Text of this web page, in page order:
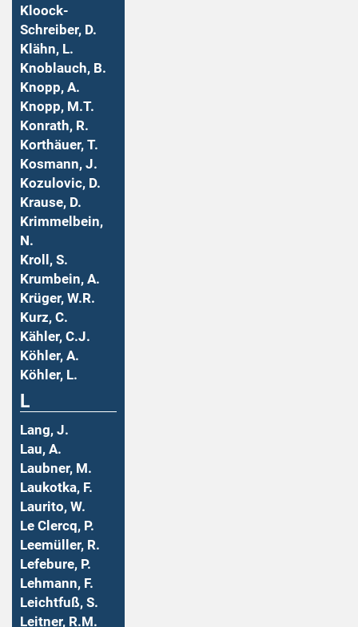
Kloock-
Schreiber, D.
Klähn, L.
Knoblauch, B.
Knopp, A.
Knopp, M.T.
Konrath, R.
Korthäuer, T.
Kosmann, J.
Kozulovic, D.
Krause, D.
Krimmelbein,
N.
Kroll, S.
Krumbein, A.
Krüger, W.R.
Kurz, C.
Kähler, C.J.
Köhler, A.
Köhler, L.
L
Lang, J.
Lau, A.
Laubner, M.
Laukotka, F.
Laurito, W.
Le Clercq, P.
Leemüller, R.
Lefebure, P.
Lehmann, F.
Leichtfuß, S.
Leitner, R.M.